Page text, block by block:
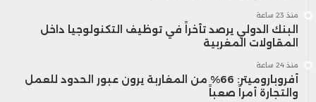
منذ 23 ساعة
البنك الدولي يرصد تأخراً في توظيف التكنولوجيا داخل
المقاولات المغربية
منذ 24 ساعة
أفروباروميتر: 66% من المغاربة يرون عبور الحدود للعمل
والتجارة أمراً صعباً